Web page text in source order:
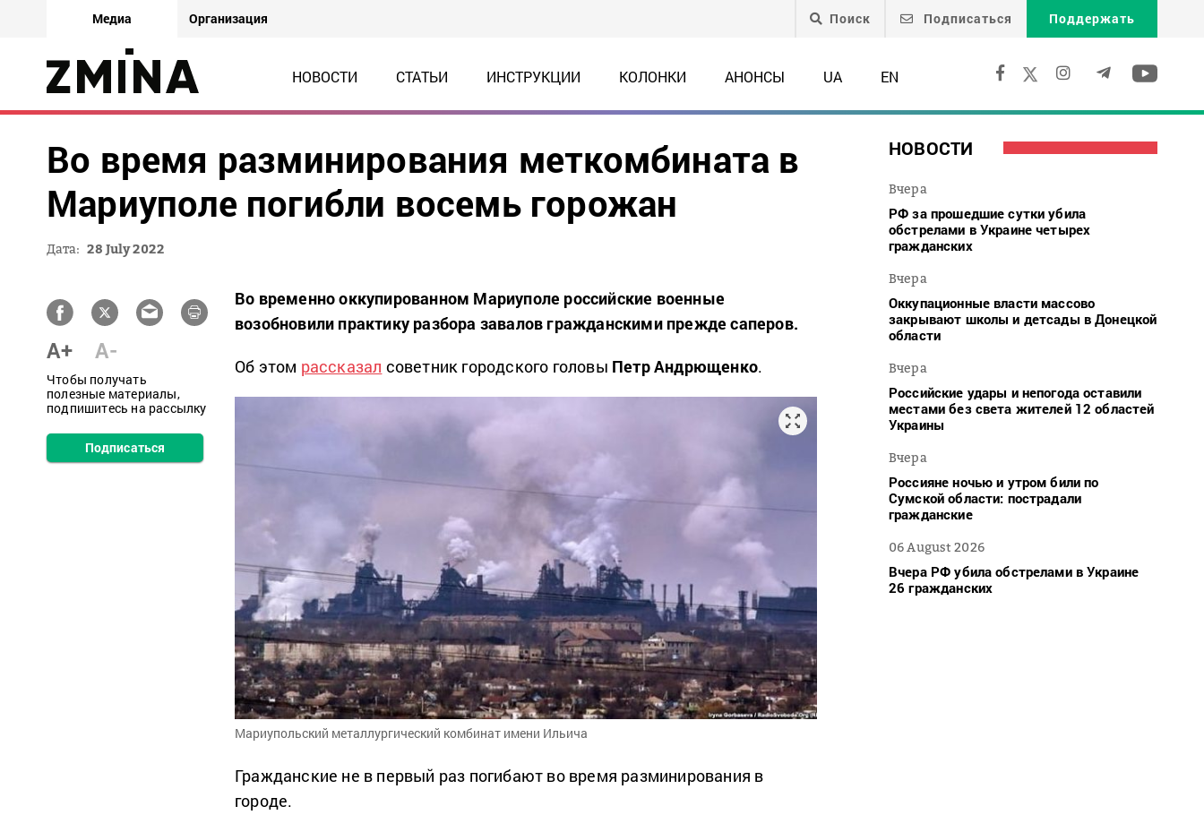
Медиа Организация Поиск Подписаться Поддержать
НОВОСТИ СТАТЬИ ИНСТРУКЦИИ КОЛОНКИ АНОНСЫ UA EN
Во время разминирования меткомбината в
Мариуполе погибли восемь горожан
Дата: 28 July 2022
A+ A-
Чтобы получать
полезные материалы,
подпишитесь на рассылку
Подписаться
Во временно оккупированном Мариуполе российские военные
возобновили практику разбора завалов гражданскими прежде саперов.
Об этом рассказал советник городского головы Петр Андрющенко.
Мариупольский металлургический комбинат имени Ильича
Гражданские не в первый раз погибают во время разминирования в
городе.
НОВОСТИ
Вчера
РФ за прошедшие сутки убила
обстрелами в Украине четырех
гражданских
Вчера
Оккупационные власти массово
закрывают школы и детсады в Донецкой
области
Вчера
Российские удары и непогода оставили
местами без света жителей 12 областей
Украины
Вчера
Россияне ночью и утром били по
Сумской области: пострадали
гражданские
06 August 2026
Вчера РФ убила обстрелами в Украине
26 гражданских